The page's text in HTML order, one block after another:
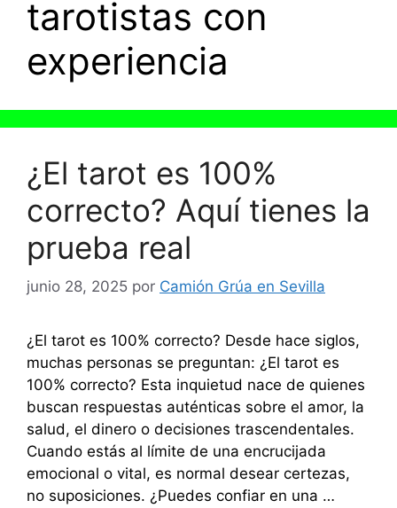
tarotistas con
experiencia
¿El tarot es 100%
correcto? Aquí tienes la
prueba real
junio 28, 2025 por Camión Grúa en Sevilla
¿El tarot es 100% correcto? Desde hace siglos,
muchas personas se preguntan: ¿El tarot es
100% correcto? Esta inquietud nace de quienes
buscan respuestas auténticas sobre el amor, la
salud, el dinero o decisiones trascendentales.
Cuando estás al límite de una encrucijada
emocional o vital, es normal desear certezas,
no suposiciones. ¿Puedes confiar en una …